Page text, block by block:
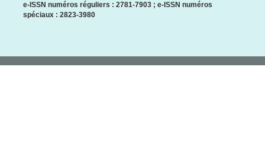
e-ISSN numéros réguliers : 2781-7903 ; e-ISSN numéros
spéciaux : 2823-3980